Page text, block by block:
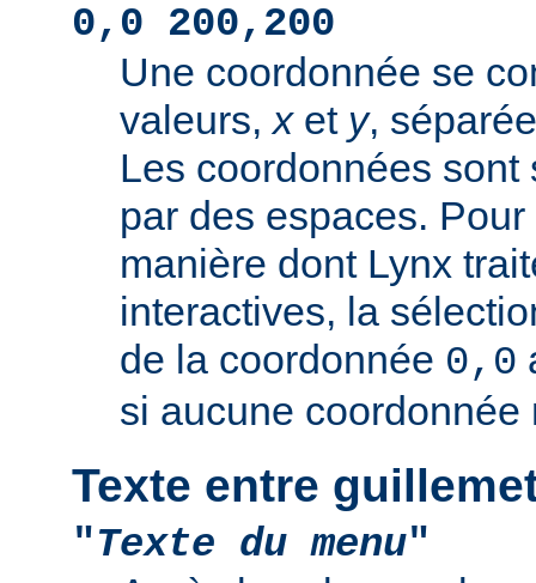
0,0 200,200
Une coordonnée se
valeurs,xet y,
Les coordonnées
par des espaces.
manière dont Lynx
interactives, la
de la coordonnée 0,0
si aucune
Texte entre
"Texte du menu"